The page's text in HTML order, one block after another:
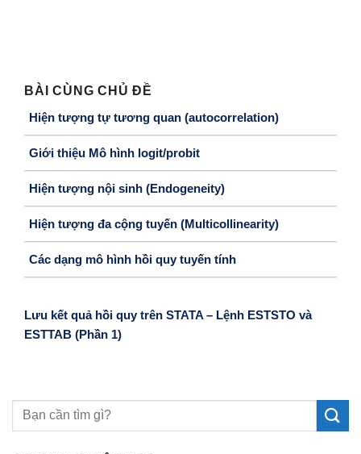
BÀI CÙNG CHỦ ĐỀ
Hiện tượng tự tương quan (autocorrelation)
Giới thiệu Mô hình logit/probit
Hiện tượng nội sinh (Endogeneity)
Hiện tượng đa cộng tuyến (Multicollinearity)
Các dạng mô hình hồi quy tuyến tính
Lưu kết quả hồi quy trên STATA – Lệnh ESTSTO và
ESTTAB (Phần 1)